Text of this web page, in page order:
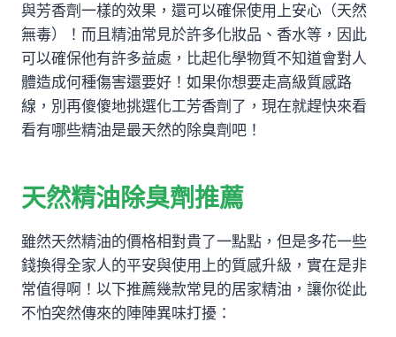
與芳香劑一樣的效果，還可以確保使用上安心（天然
無毒）！而且精油常見於許多化妝品、香水等，因此
可以確保他有許多益處，比起化學物質不知道會對人
體造成何種傷害還要好！如果你想要走高級質感路
線，別再傻傻地挑選化工芳香劑了，現在就趕快來看
看有哪些精油是最天然的除臭劑吧！
天然精油除臭劑推薦
雖然天然精油的價格相對貴了一點點，但是多花一些
錢換得全家人的平安與使用上的質感升級，實在是非
常值得啊！以下推薦幾款常見的居家精油，讓你從此
不怕突然傳來的陣陣異味打擾：